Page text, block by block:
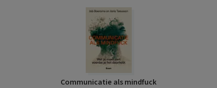
Communicatie als mindfuck